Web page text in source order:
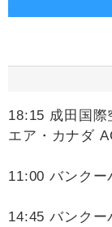
18:15 成田国際
エア・カナダ
11:00 バンクー
14:45 バンクー